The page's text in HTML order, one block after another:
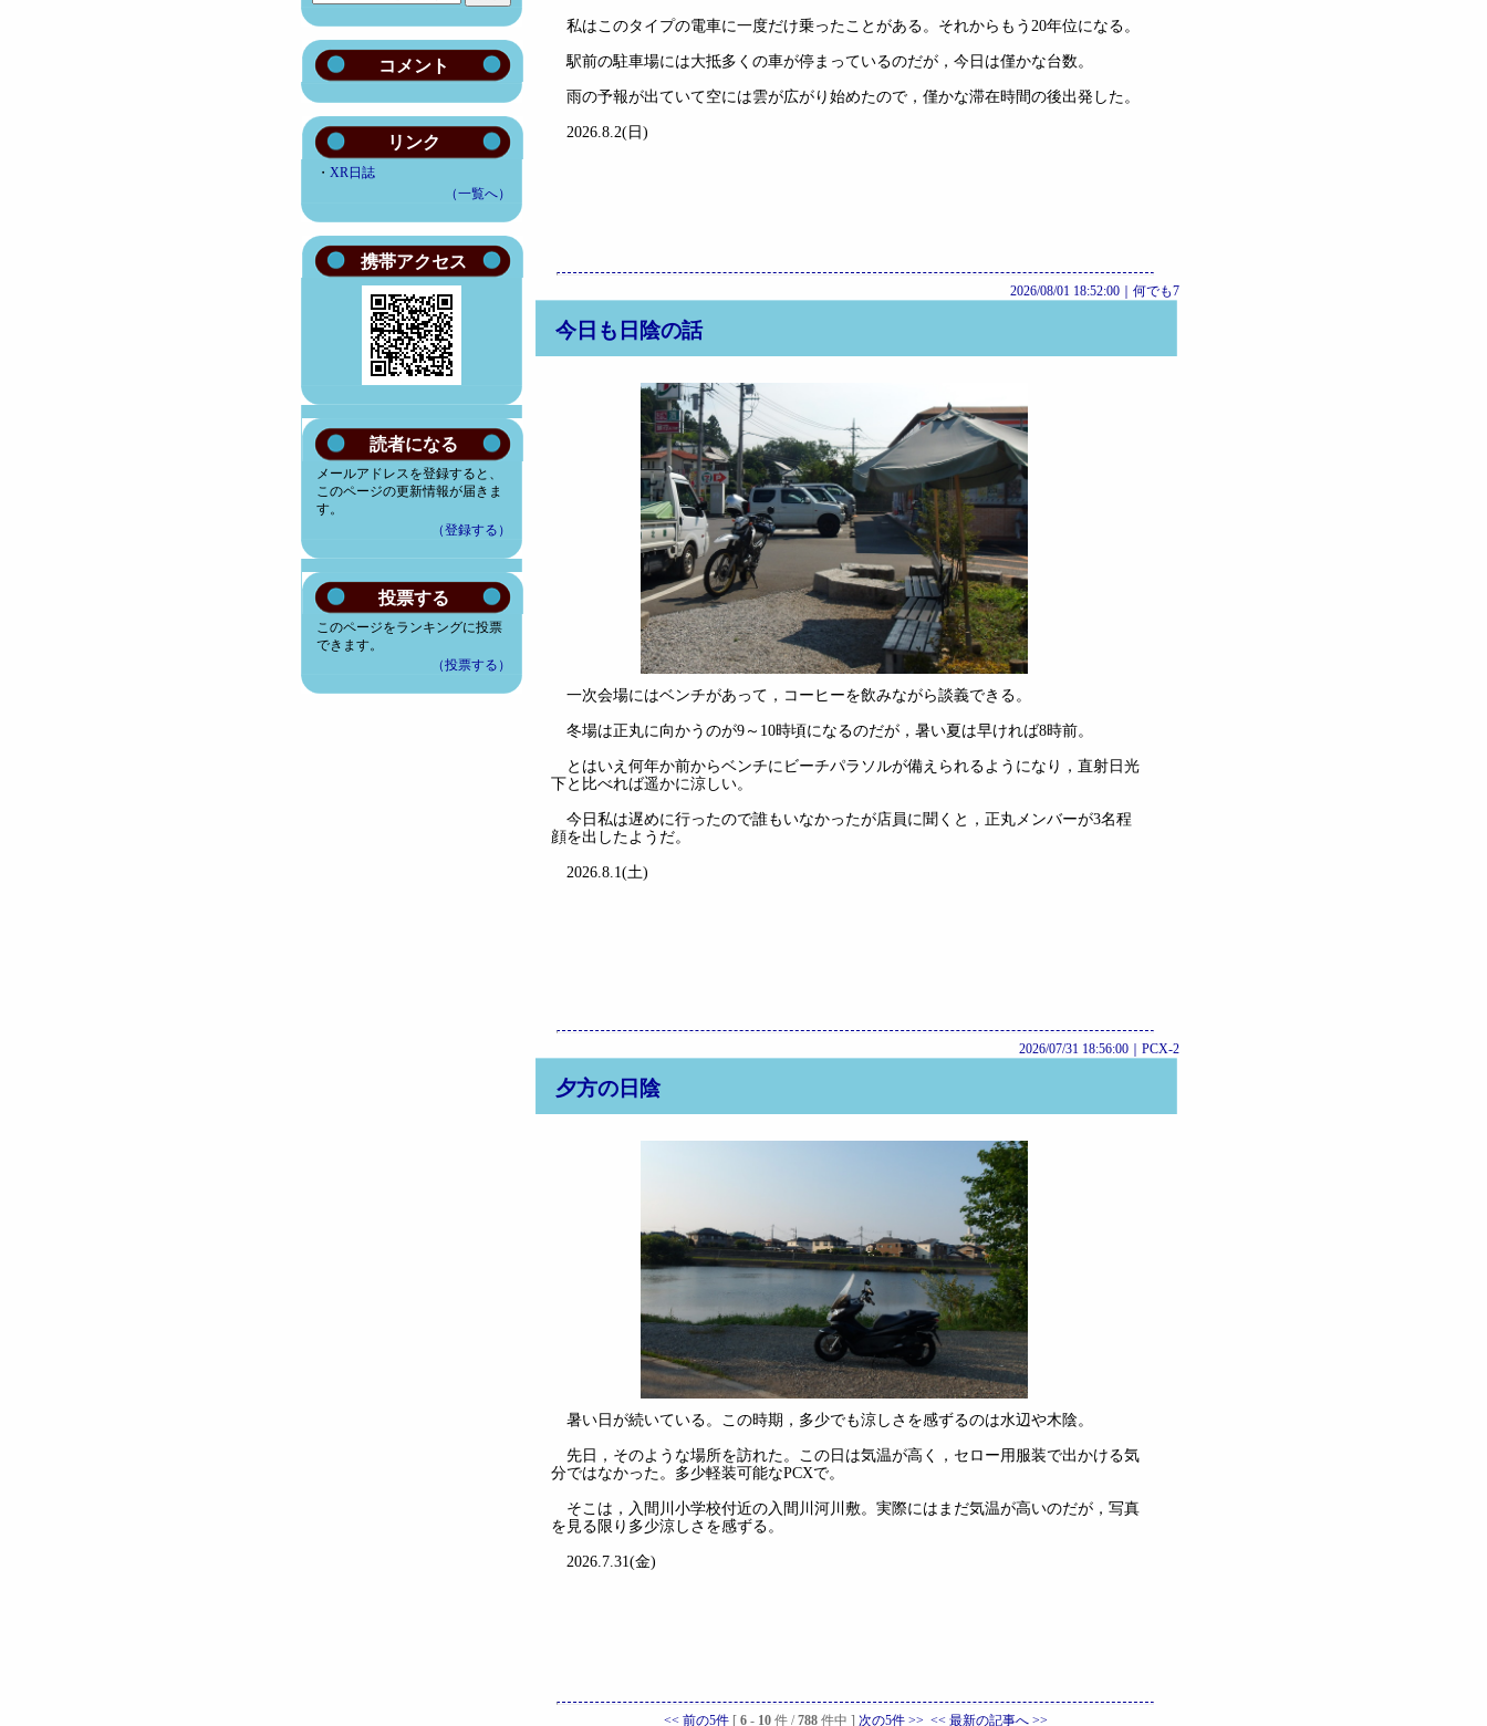
コメント
リンク
・XR日誌
（一覧へ）
携帯アクセス
読者になる
メールアドレスを登録すると、
このページの更新情報が届きま
す。
（登録する）
投票する
このページをランキングに投票
できます。
（投票する）
私はこのタイプの電車に一度だけ乗ったことがある。それからもう20年位になる。
駅前の駐車場には大抵多くの車が停まっているのだが，今日は僅かな台数。
雨の予報が出ていて空には雲が広がり始めたので，僅かな滞在時間の後出発した。
2026.8.2(日)
2026/08/01 18:52:00｜ 何でも7
今日も日陰の話
一次会場にはベンチがあって，コーヒーを飲みながら談義できる。
冬場は正丸に向かうのが9～10時頃になるのだが，暑い夏は早ければ8時前。
とはいえ何年か前からベンチにビーチパラソルが備えられるようになり，直射日光
下と比べれば遥かに涼しい。
今日私は遅めに行ったので誰もいなかったが店員に聞くと，正丸メンバーが3名程
顔を出したようだ。
2026.8.1(土)
2026/07/31 18:56:00｜ PCX-2
夕方の日陰
暑い日が続いている。この時期，多少でも涼しさを感ずるのは水辺や木陰。
先日，そのような場所を訪れた。この日は気温が高く，セロー用服装で出かける気
分ではなかった。多少軽装可能なPCXで。
そこは，入間川小学校付近の入間川河川敷。実際にはまだ気温が高いのだが，写真
を見る限り多少涼しさを感ずる。
2026.7.31(金)
<< 前の5件[ 6- 10件 /788件中 ] 次の5件 >> << 最新の記事へ >>